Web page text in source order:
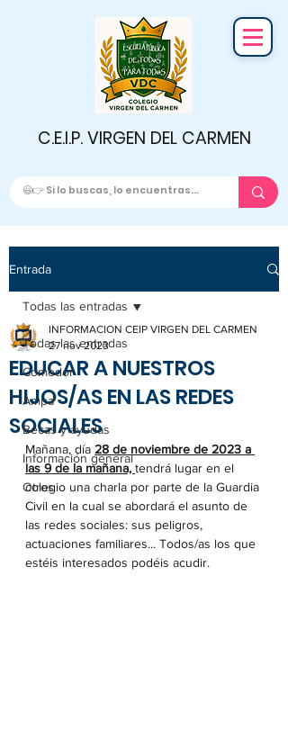
C.E.I.P. VIRGEN DEL CARMEN
Entrada
Todas las entradas
Comedor
Ampa
Becas y ayudas
Información general
Otros
Todas las entradas
EDUCAR A NUESTROS
HIJOS/AS EN LAS REDES
SOCIALES
INFORMACION CEIP VIRGEN DEL CARMEN
27 nov 2023
Mañana, día 28 de noviembre de 2023 a
las 9 de la mañana, tendrá lugar en el
colegio una charla por parte de la Guardia
Civil en la cual se abordará el asunto de
las redes sociales: sus peligros,
actuaciones familiares... Todos/as los que
estéis interesados podéis acudir.